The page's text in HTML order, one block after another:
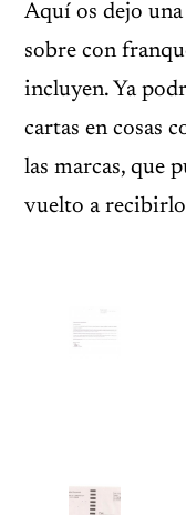
Aquí os dejo
sobre con
incluyen. Ya
cartas en cosas
las marcas, que
vuelto a